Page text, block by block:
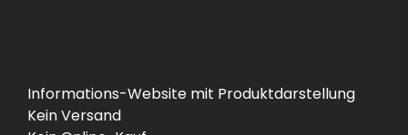
Informations-Website mit Produktdarstellung
Kein Versand